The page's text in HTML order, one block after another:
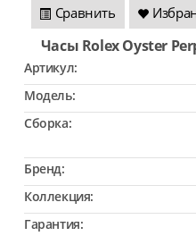
Сравнить
Часы Rolex Oyster
Артикул:
Модель:
Сборка:
Бренд:
Коллекция:
Гарантия: